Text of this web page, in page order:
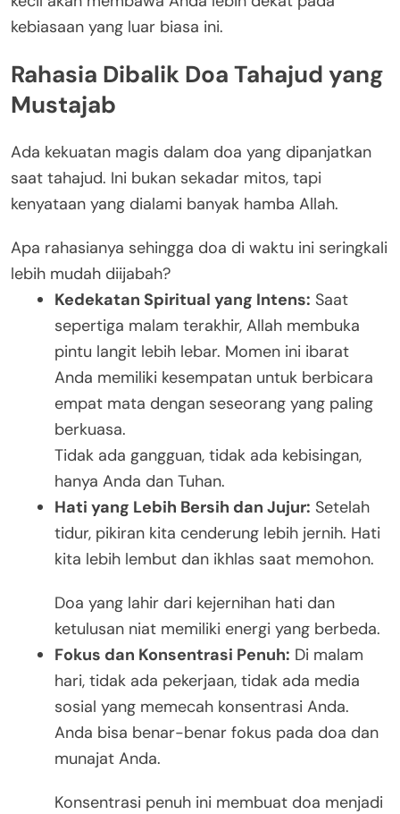
kebiasaan yang luar biasa ini.
Rahasia Dibalik Doa Tahajud yang
Mustajab
Ada kekuatan magis dalam doa yang dipanjatkan
saat tahajud. Ini bukan sekadar mitos, tapi
kenyataan yang dialami banyak hamba Allah.
Apa rahasianya sehingga doa di waktu ini seringkali
lebih mudah diijabah?
Kedekatan Spiritual yang Intens: Saat
sepertiga malam terakhir, Allah membuka
pintu langit lebih lebar. Momen ini ibarat
Anda memiliki kesempatan untuk berbicara
empat mata dengan seseorang yang paling
berkuasa.
Tidak ada gangguan, tidak ada kebisingan,
hanya Anda dan Tuhan.
Hati yang Lebih Bersih dan Jujur: Setelah
tidur, pikiran kita cenderung lebih jernih. Hati
kita lebih lembut dan ikhlas saat memohon.
Doa yang lahir dari kejernihan hati dan
ketulusan niat memiliki energi yang berbeda.
Fokus dan Konsentrasi Penuh: Di malam
hari, tidak ada pekerjaan, tidak ada media
sosial yang memecah konsentrasi Anda.
Anda bisa benar-benar fokus pada doa dan
munajat Anda.
Konsentrasi penuh ini membuat doa menjadi